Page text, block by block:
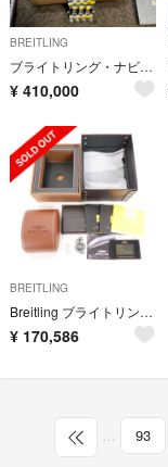
BREITLING
ブライトリング・ナビタイマーヘリテージ
¥ 410,000
BREITLING
Breitling ブライトリング スーパーオーシャンⅡ 44 メンズ
¥ 170,586
… 93